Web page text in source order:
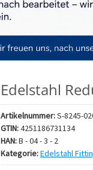
Edelstahl
Artikelnummer:S-8245-
GTIN:4251186731134
HAN:B - 04 - 3 - 2
Kategorie:Edelstahl